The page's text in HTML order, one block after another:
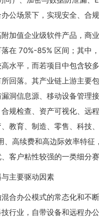
公场景下，实现安全、合
加值企业级软件产品，商
在 70%-85% 区间；其中
水平，而若项目中包含较
回落。其产业链上游主要
洞信息源、移动设备管理
规检查、资产可视化、远
教育、制造、零售、科技
、高续费和高边际效率特
客户粘性较强的一类细分
主要驱动因素
合办公模式的常态化和不
行业，自带设备和远程办